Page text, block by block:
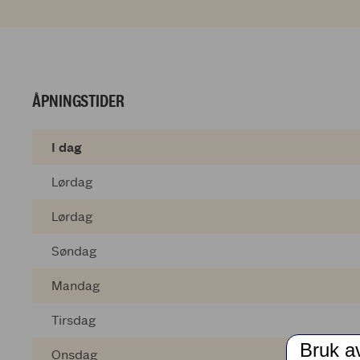
ÅPNINGSTIDER
I dag
Lørdag
Lørdag
Søndag
Mandag
Tirsdag
Onsdag Bruk